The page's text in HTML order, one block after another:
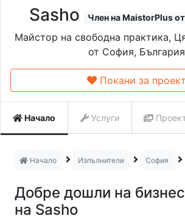
Sasho Член на MaistorPlus
Майстор на свободна практика,
от София, България
Покани за проект
Начало Услуги
Начало Изпълнители София
Добре дошли на
на Sasho